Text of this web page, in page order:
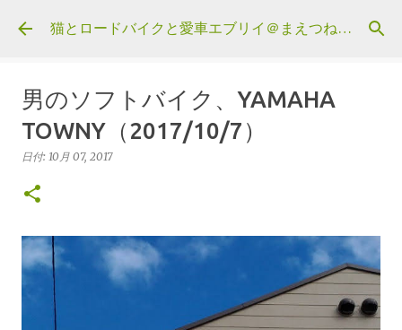
スキップしてメイン コンテンツに移動
男のソフトバイク、YAMAHA
TOWNY（2017/10/7）
日付: 10月 07, 2017